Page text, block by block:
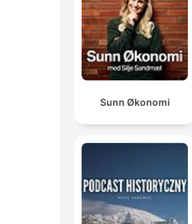
Sunn Økonomi